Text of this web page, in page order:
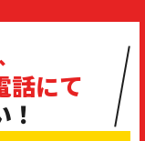
話にて